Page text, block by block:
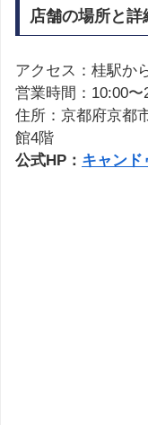
店舗の場所と詳
アクセス：桂駅か
営業時間：10:00〜
住所：京都府京都
館4階
公式HP： キャンド